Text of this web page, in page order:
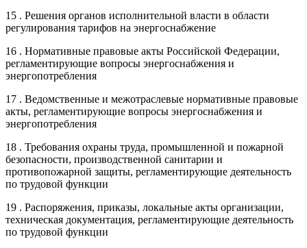
15 . Решения органов исполнительной власти в области
регулирования тарифов на энергоснабжение
16 . Нормативные правовые акты Российской Федерации,
регламентирующие вопросы энергоснабжения и
энергопотребления
17 . Ведомственные и межотраслевые нормативные правовые
акты, регламентирующие вопросы энергоснабжения и
энергопотребления
18 . Требования охраны труда, промышленной и пожарной
безопасности, производственной санитарии и
противопожарной защиты, регламентирующие деятельность
по трудовой функции
19 . Распоряжения, приказы, локальные акты организации,
техническая документация, регламентирующие деятельность
по трудовой функции